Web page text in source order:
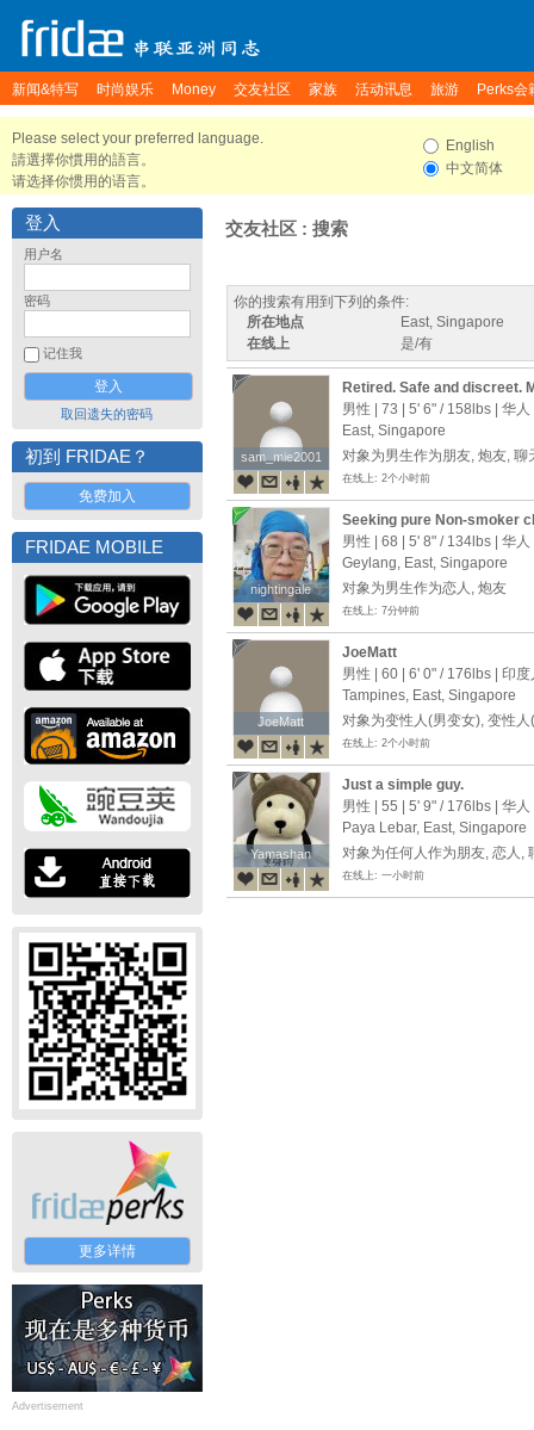
新闻&特写 时尚娱乐 Money 交友社区 家族 活动讯息 旅游 Perks会
Please select your preferred language.
請選擇你慣用的語言。
请选择你惯用的语言。
English
中文简体
登入
用户名
密码
记住我
取回遗失的密码
初到 FRIDAE？
免费加入
FRIDAE MOBILE
更多详情
Advertisement
交友社区 : 搜索
你的搜索有用到下列的条件:
所在地点
East, Singapore
在线上
是/有
sam_mie2001
sam_mie2001
Retired. Safe and discreet.
男性 | 73 | 5' 6" / 158lbs | 华人
East, Singapore
对象为男生作为朋友, 炮友, 聊
在线上: 2个小时前
nightingale
nightingale
Seeking pure Non-smoker
须男同
男性 | 68 | 5' 8" / 134lbs | 华人
Geylang, East, Singapore
对象为男生作为恋人, 炮友
在线上: 7分钟前
JoeMatt
JoeMatt
JoeMatt
男性 | 60 | 6' 0" / 176lbs | 印
Tampines, East, Singapore
对象为变性人(男变女), 变性
在线上: 2个小时前
Yamashan
Yamashan
Just a simple guy.
男性 | 55 | 5' 9" / 176lbs | 华人
Paya Lebar, East, Singapore
对象为任何人作为朋友, 恋人,
在线上: 一小时前